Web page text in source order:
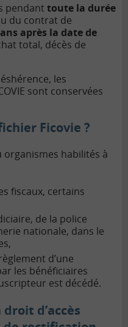
pendant toute la durée
du contrat de
après la date de
total, décès de
les
sont conservées
Ficovie ?
organismes habilités à
fiscaux, certains
de la police
nationale, dans le
d’une
les bénéficiaires
est décédé.
d’accès